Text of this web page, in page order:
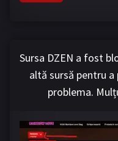
Sursa DZEN a fost
altă sursă pentru
problema.